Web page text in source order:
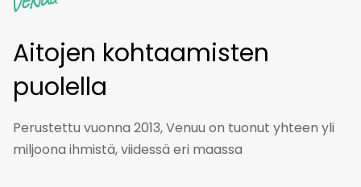
Aitojen kohtaamisten
puolella
Perustettu vuonna 2013, Venuu on tuonut yhteen yli
miljoona ihmistä, viidessä eri maassa